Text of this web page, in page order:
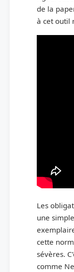
de la
à cet outil
Les
une
cette
sévères.
comme